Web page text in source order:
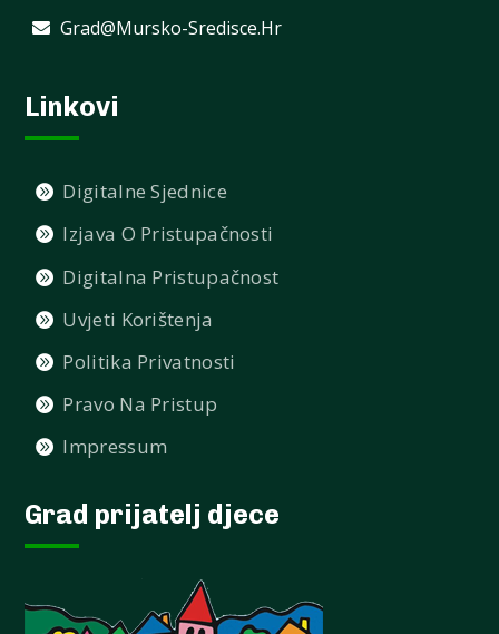
Grad@mursko-Sredisce.hr
Linkovi
Digitalne Sjednice
Izjava O Pristupačnosti
Digitalna Pristupačnost
Uvjeti Korištenja
Politika Privatnosti
Pravo Na Pristup
Impressum
Grad prijatelj djece